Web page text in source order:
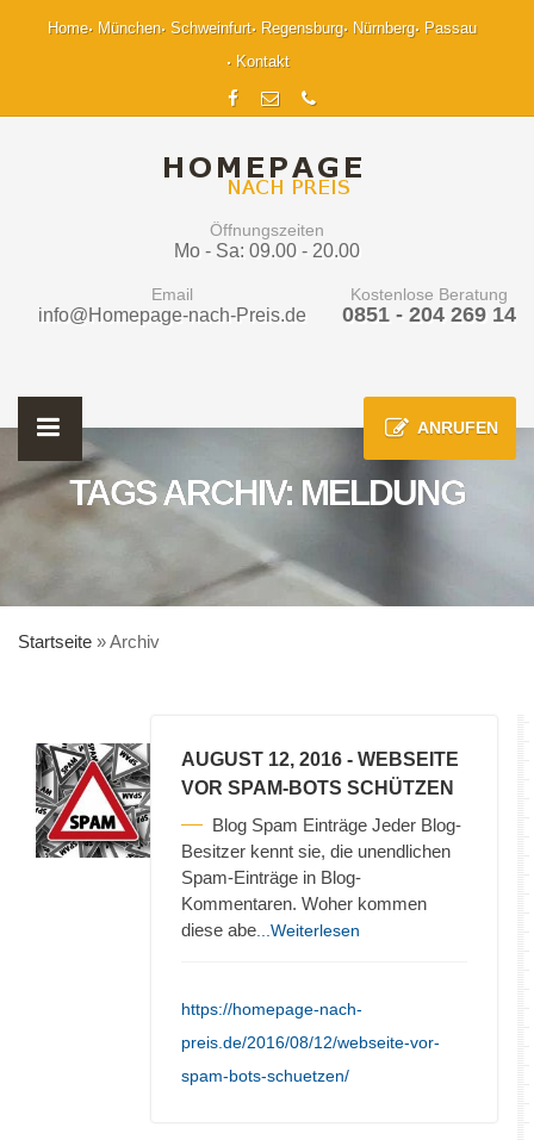
Home München Schweinfurt Regensburg Nürnberg
Passau
Kontakt
Öffnungszeiten
Mo - Sa: 09.00 - 20.00
Email
info@Homepage-nach-Preis.de
Kostenlose Beratung
0851 - 204 269 14
ANRUFEN
TAGS ARCHIV: MELDUNG
Startseite »Archiv
AUGUST 12, 2016 - WEBSEITE
VOR SPAM-BOTS SCHÜTZEN
Blog Spam Einträge Jeder Blog-
Besitzer kennt sie, die unendlichen
Spam-Einträge in Blog-
Kommentaren. Woher kommen
diese abe ...Weiterlesen
https://homepage-nach-
preis.de/2016/08/12/webseite-vor-
spam-bots-schuetzen/